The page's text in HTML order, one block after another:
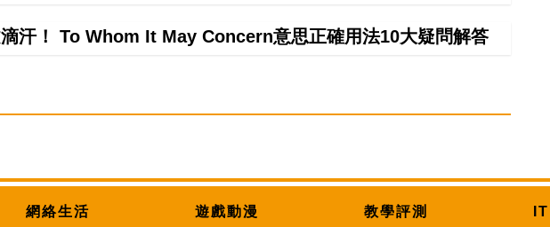
汗！ To Whom It May Concern意思正確用法10大疑問解答
網絡生活 遊戲動漫 教學評測